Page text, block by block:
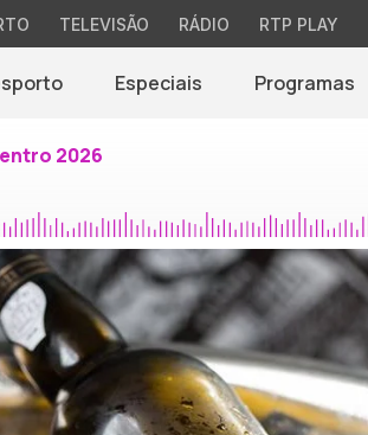
TELEVISÃO RÁDIO RTP PLAY
Especiais Programas
2026